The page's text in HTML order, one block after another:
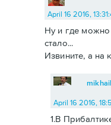
April 16 2016,
Ну и где можно
стало...
Извините, а на
April 16 2016,
1.В